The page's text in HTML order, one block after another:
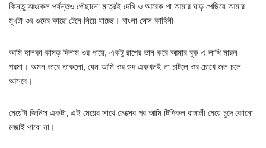
কিন্তু আংকেল পর্যন্তও পৌছানো মাত্রই দেখি ও আরেক পা আমার ঘাড় পেছিয়ে আমার
মুখটা ওর গুদের কাছে টেনে নিয়ে যাচ্ছে। বাংলা সেক্স কাহিনী
আমি হালকা কামড় দিলাম ওর পায়ে, একটু রাগের ভান করে আমার বুক এ লাথি মারল
পরমা। অমন ভাবে তাকলো, যেন আমি ওর গুদ একখনই না চাটলে ওর চোখে জল চলে
আসবে।
মেয়েটা জিনিস একটা, এই মেয়ের সাথে সেক্সের পর আমি টিপিকল বাঙ্গালী মেয়ে চুদে কোনো
মজাই পাবো না।